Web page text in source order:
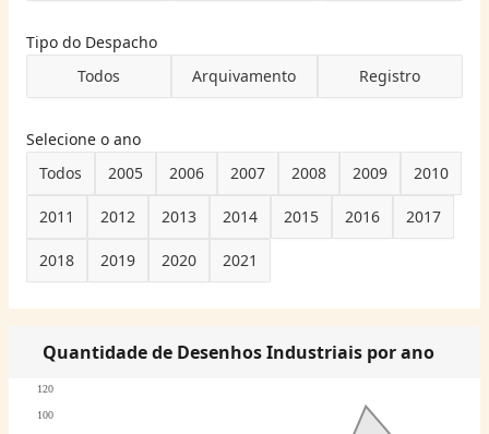
Tipo do Despacho
Todos
Arquivamento Registro
Selecione o ano
Todos
2005 2006 2007 2008 2009 2010
2011 2012 2013 2014 2015 2016 2017
2018 2019 2020 2021
Quantidade de Desenhos Industriais por ano
100
120